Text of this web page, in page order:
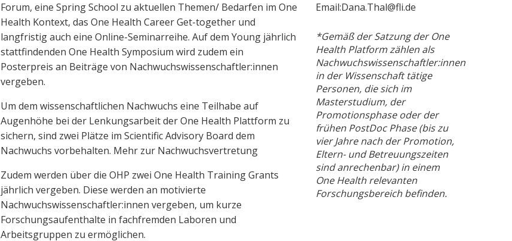
Forum, eine Spring School zu aktuellen Themen/ Bedarfen im One
Health Kontext, das One Health Career Get-together und
langfristig auch eine Online-Seminarreihe. Auf dem Young jährlich
stattfindenden One Health Symposium wird zudem ein
Posterpreis an Beiträge von Nachwuchswissenschaftler:innen
vergeben.
Um dem wissenschaftlichen Nachwuchs eine Teilhabe auf
Augenhöhe bei der Lenkungsarbeit der One Health Plattform zu
sichern, sind zwei Plätze im Scientific Advisory Board dem
Nachwuchs vorbehalten. Mehr zur Nachwuchsvertretung
Zudem werden über die OHP zwei One Health Training Grants
jährlich vergeben. Diese werden an motivierte
Nachwuchswissenschaftler:innen vergeben, um kurze
Forschungsaufenthalte in fachfremden Laboren und
Arbeitsgruppen zu ermöglichen.
Email:Dana.Thal@fli.de
*Gemäß der Satzung der One
Health Platform zählen als
Nachwuchswissenschaftler:innen
in der Wissenschaft tätige
Personen, die sich im
Masterstudium, der
Promotionsphase oder der
frühen PostDoc Phase (bis zu
vier Jahre nach der Promotion,
Eltern- und Betreuungszeiten
sind anrechenbar) in einem
One Health relevanten
Forschungsbereich befinden.